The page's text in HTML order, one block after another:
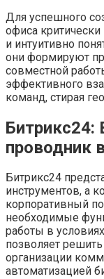
Для успешного
офиса
и интуитивно
они формируют
совместной
эффективного
команд, стирая
Битрикс24:
проводник
Битрикс24
инструментов, а
корпоративный
необходимые
работы в
позволяет
организации
автоматизацией